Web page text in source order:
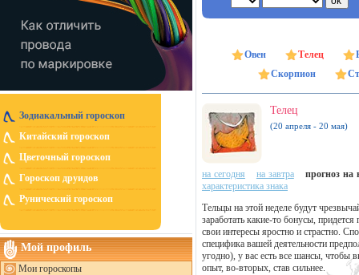
Зодиакальный гороскоп
Китайский гороскоп
Цветочный гороскоп
Гороскоп друидов
Рунический гороскоп
Мой профиль
Мои гороскопы
Овен Телец
Скорпион
Телец
(20 апреля - 20 мая)
на сегодня на завтра
прогноз на
характеристика знака
Тельцы на этой неделе будут
заработать какие-то бонусы,
свои интересы яростно и страстно.
специфика вашей деятельности
угодно), у вас есть все шансы, чтобы
опыт, во-вторых, став сильнее.